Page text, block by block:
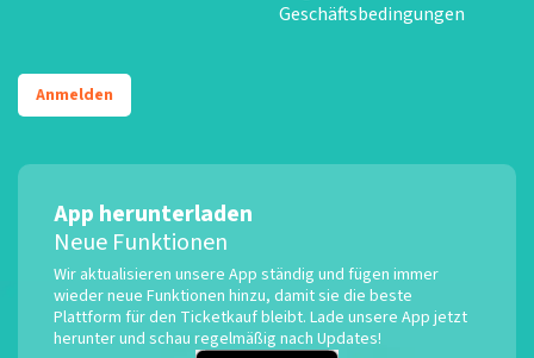
Geschäftsbedingungen
Anmelden
App herunterladen
Neue Funktionen
Wir aktualisieren unsere App ständig und fügen immer
wieder neue Funktionen hinzu, damit sie die beste
Plattform für den Ticketkauf bleibt. Lade unsere App jetzt
herunter und schau regelmäßig nach Updates!